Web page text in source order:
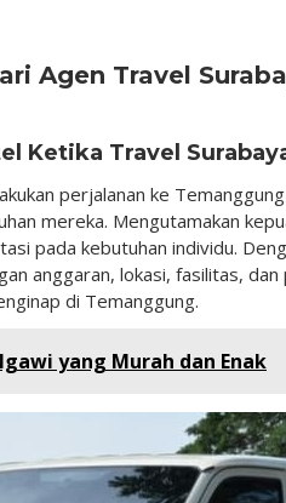
Agen Travel
Ketika Travel
perjalanan ke
mereka. Mengutamakan
pada kebutuhan individu.
anggaran, lokasi, fasilitas,
di Temanggung.
yang Murah dan Enak